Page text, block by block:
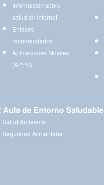
Información sobre
salud en internet
Enlaces
recomendados
Aplicaciones Móviles
(APPS)
Aula de Entorno Saludable
Salud Ambiental
Seguridad Alimentaria